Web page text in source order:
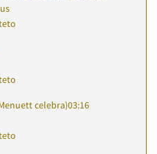
celebra)03:16